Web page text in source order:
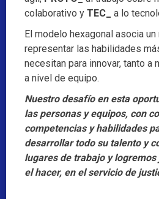
colaborativo y TEC_
a lo
El modelo hexagonal asocia
representar las habilidades
necesitan para innovar, tanto a
a nivel de equipo.
Nuestro desafío en esta
las personas y equipos, con
competencias y habilidades
desarrollar todo su talento y
lugares de trabajo y
el hacer, en el servicio de